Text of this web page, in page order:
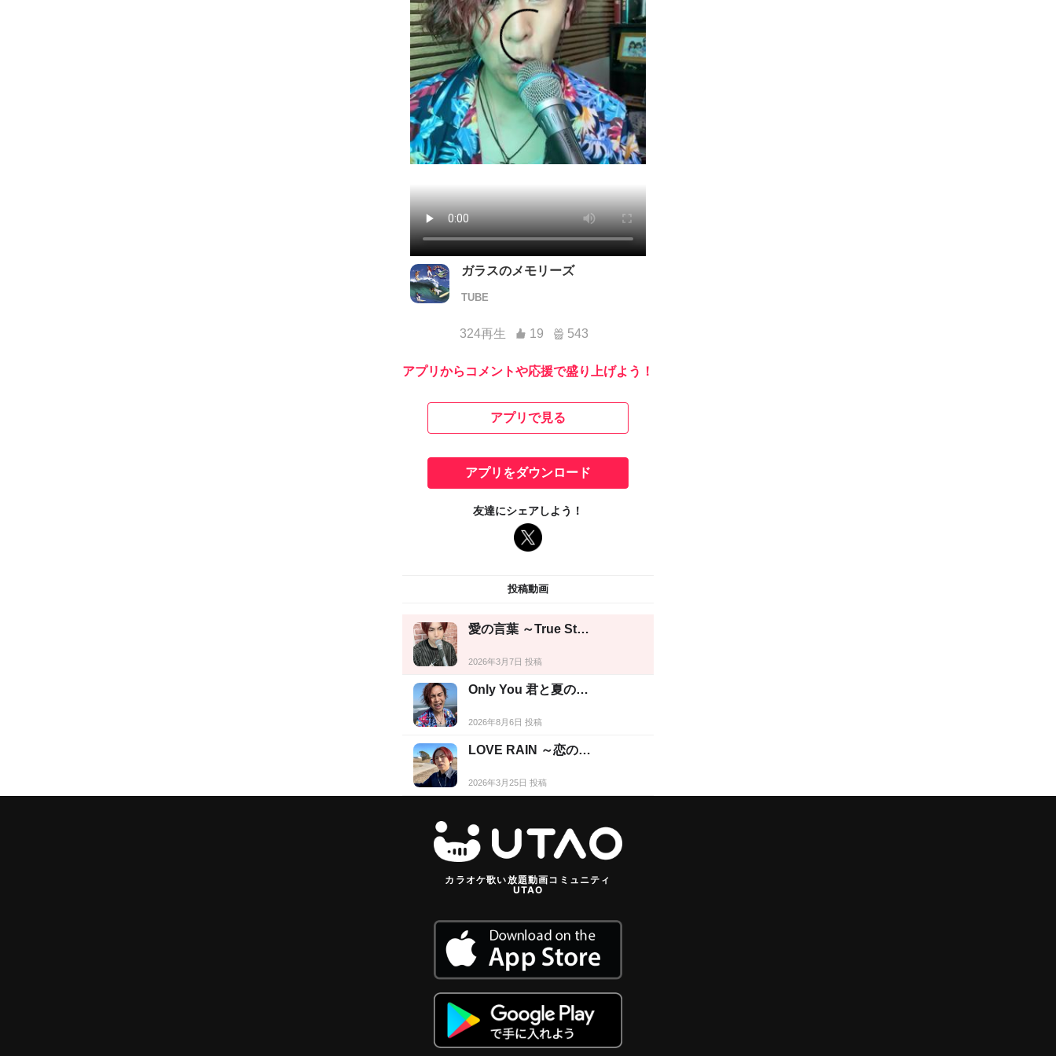
ガラスのメモリーズ
TUBE
324再生 19 543
アプリからコメントや応援で盛り上げよう！
アプリで見る
アプリをダウンロード
友達にシェアしよう！
投稿動画
愛の言葉 ～True St…
2026年3月7日 投稿
Only You 君と夏の…
2026年8月6日 投稿
LOVE RAIN ～恋の…
2026年3月25日 投稿
カラオケ歌い放題動画コミュニティ
UTAO